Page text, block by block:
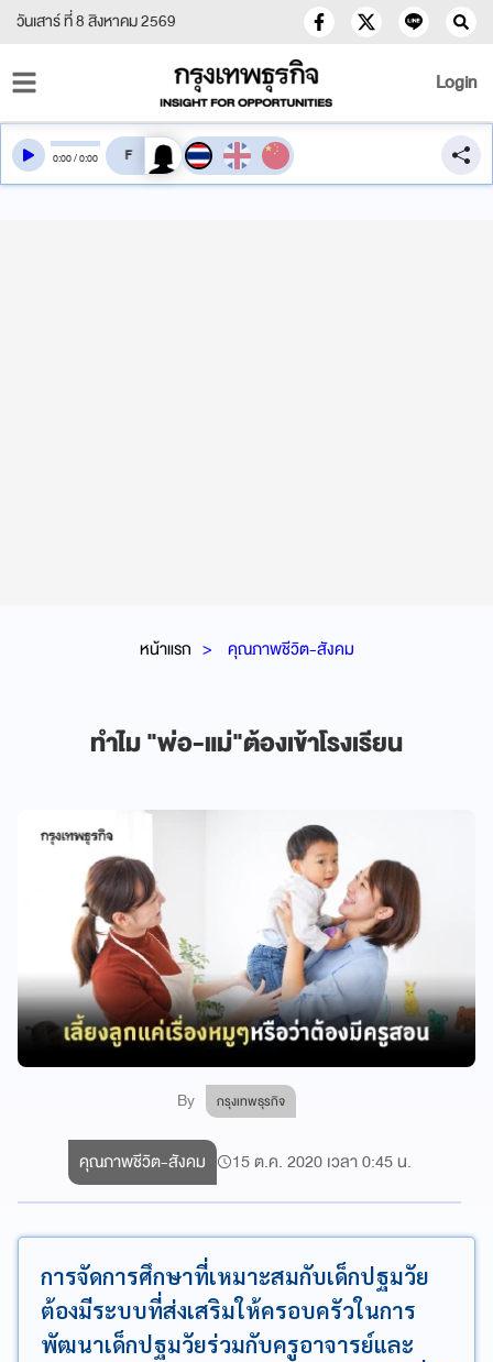
วันเสาร์ ที่ 8 สิงหาคม 2569
Login
หน้าแรก คุณภาพชีวิต-สังคม
ทำไม "พ่อ-แม่"ต้องเข้าโรงเรียน
By กรุงเทพธุรกิจ
0:00/0:00 สลับเสียงอ่าน
คุณภาพชีวิต-สังคม 15 ต.ค. 2020 เวลา 0:45 น.
การจัดการศึกษาที่เหมาะสมกับเด็กปฐมวัย
ต้องมีระบบที่ส่งเสริมให้ครอบครัวในการ
พัฒนาเด็กปฐมวัยร่วมกับครูอาจารย์และ